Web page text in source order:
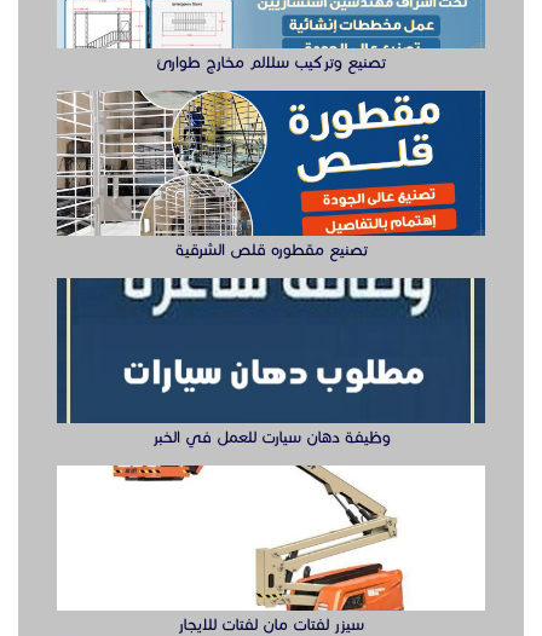
تصنيع وتركيب سلالم مخارج طوارئ
تصنيع مقطوره قلص الشرقية
وظيفة دهان سيارت للعمل في الخبر
سيزر لفتات مان لفتات للايجار